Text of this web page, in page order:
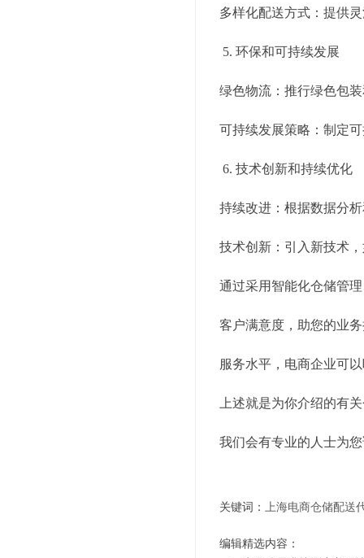
多样化配送方式：提供
5. 环保和可持续发展
绿色物流：推行绿色包
可持续发展策略：制定
6. 技术创新和持续优化
持续改进：根据数据分
技术创新：引入新技术
通过采用智能化仓储管
客户满意度，助您的业
服务水平，电商企业可
上述就是为你介绍的有
我们会有专业的人士为
关键词： 上海电商仓储配送
编辑精选内容：